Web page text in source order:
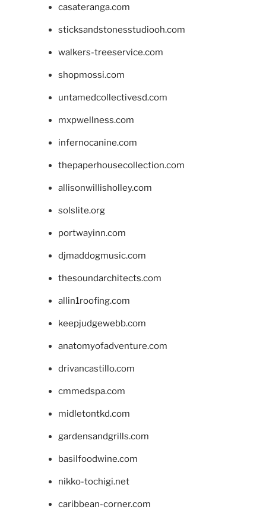
casateranga.com
sticksandstonesstudiooh.com
walkers-treeservice.com
shopmossi.com
untamedcollectivesd.com
mxpwellness.com
infernocanine.com
thepaperhousecollection.com
allisonwillisholley.com
solslite.org
portwayinn.com
djmaddogmusic.com
thesoundarchitects.com
allin1roofing.com
keepjudgewebb.com
anatomyofadventure.com
drivancastillo.com
cmmedspa.com
midletontkd.com
gardensandgrills.com
basilfoodwine.com
nikko-tochigi.net
caribbean-corner.com